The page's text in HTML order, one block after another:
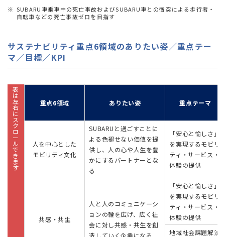
※ SUBARU車乗車中の死亡事故およびSUBARU車との衝突による歩行者・
自転車などの死亡事故ゼロを目指す
サステナビリティ重点6領域のありたい姿／重点テー
マ／目標／KPI
重点6領域 ありたい姿 重点テーマ
人を中心とした
モビリティ文化
SUBARUと過ごすことに
よる色褪せない価値を提
供し、人の心や人生を豊
かにするパートナーとな
る
「安心と愉しさ」
を実現するモビリ
ティ・サービス・
体験の提供
共感・共生
人と人のコミュニケーシ
ョンの輪を広げ、広く社
会に対し共感・共生を創
造していく企業になる
「安心と愉しさ」
を実現するモビリ
ティ・サービス・
体験の提供
地域社会課題解決